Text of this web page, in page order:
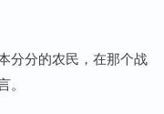
分分的农民，在那个战